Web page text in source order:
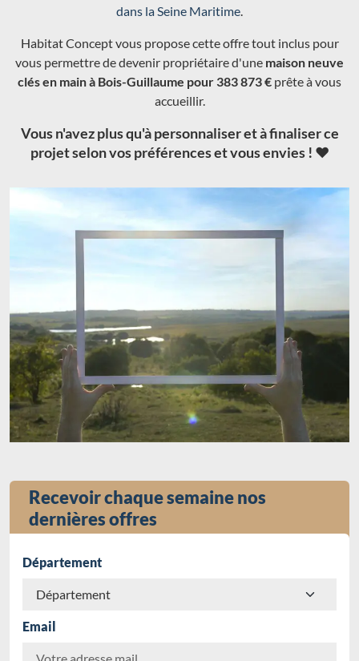
dans la Seine Maritime.
Habitat Concept vous propose cette offre tout inclus pour
vous permettre de devenir propriétaire d'une maison neuve
clés en main à Bois-Guillaume pour 383 873 € prête à vous
accueillir.
Vous n'avez plus qu'à personnaliser et à finaliser ce
projet selon vos préférences et vous envies ! ❤️
Recevoir chaque semaine nos
dernières offres
Département
Email